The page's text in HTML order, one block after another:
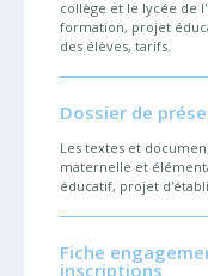
collège et le lycée de
formation, projet
des élèves, tarifs.
Dossier de
Les textes et
maternelle et
éducatif, projet
Fiche
inscriptions